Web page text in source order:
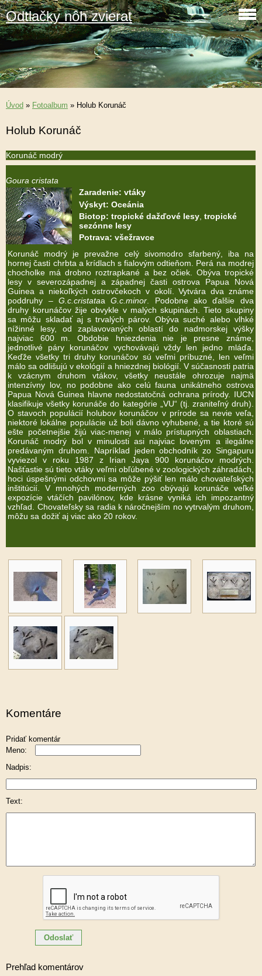
Odtlačky nôh zvierat
Úvod » Fotoalbum » Holub Korunáč
Holub Korunáč
Korunáč modrý
Goura cristata
Zaradenie: vtáky
Výskyt: Oceánia
Biotop: tropické dažďové lesy tropické
sezónne lesy
Potrava: všežravce
Korunáč modrý je prevažne celý sivomodro sfarbený, iba na
hornej časti chrbta a krídlach s fialovým odtieňom. Perá na modrej
chocholke má drobno roztrapkané a bez očiek. Obýva tropické
lesy v severozápadnej a západnej časti ostrova Papua Nová
Guinea a niekoľkých ostrovčekoch v okolí. Vytvára dva známe
poddruhy – G.c.cristataaG.c.minor . Podobne ako ďalšie dva
druhy korunáčov žije obvykle v malých skupinách. Tieto skupiny
sa môžu skladať aj s trvalých párov. Obýva suché alebo vlhké
nížinné lesy, od zaplavovaných oblastí do nadmorskej výšky
najviac 600 m. Obdobie hniezdenia nie je presne známe,
jednotlivé páry korunáčov vychovávajú vždy len jedno mláďa.
Keďže všetky tri druhy korunáčov sú veľmi príbuzné, len veľmi
málo sa odlišujú v ekológií a hniezdnej biológií. V súčasnosti patria
k vzácnym druhom vtákov, všetky neustále ohrozuje najmä
intenzívny lov, no podobne ako celú fauna unikátneho ostrova
Papua Nová Guinea hlavne nedostatočná ochrana prírody. IUCN
klasifikuje všetky korunáče do kategórie „VU“ (tj. zraniteľný druh).
O stavoch populácií holubov korunáčov v prírode sa nevie veľa,
niektoré lokálne populácie už boli dávno vyhubené, a tie ktoré sú
ešte početnejšie žijú viac-menej v málo prístupných oblastiach.
Korunáč modrý bol v minulosti asi najviac loveným a ilegálne
predávaným druhom. Napríklad jeden obchodník zo Singapuru
vyviezol v roku 1987 z Irian Jaya 900 korunáčov modrých.
Našťastie sú tieto vtáky veľmi obľúbené v zoologických záhradách,
hoci úspešnými odchovmi sa môže pýšiť len málo chovateľských
inštitúcií. V mnohých moderných zoo obývajú korunáče veľké
expozície vtáčích pavilónov, kde krásne vyniká ich impozantný
vzhľad. Chovateľsky sa radia k náročnejším no vytrvalým druhom,
môžu sa dožiť aj viac ako 20 rokov.
Komentáre
Pridať komentár
Meno:
Nadpis:
Text:
Prehľad komentárov